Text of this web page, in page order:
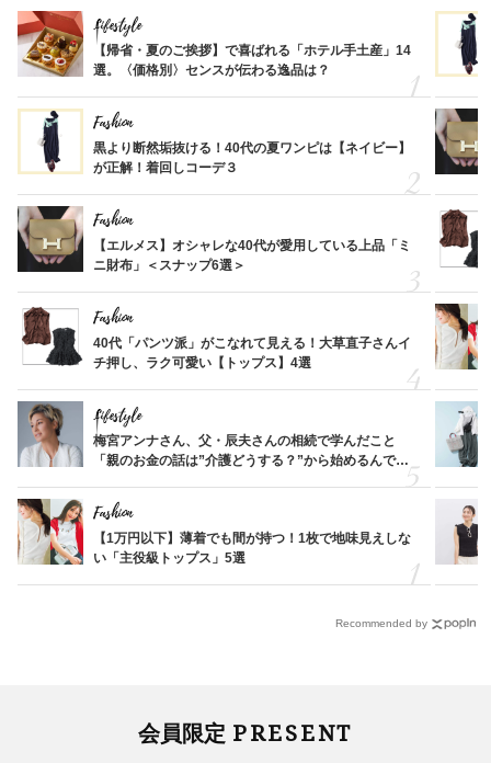
Lifestyle
【帰省・夏のご挨拶】で喜ばれる「ホテル手土産」14
選。〈価格別〉センスが伝わる逸品は？
Fashion
黒より断然垢抜ける！40代の夏ワンピは【ネイビー】
が正解！着回しコーデ３
Fashion
【エルメス】オシャレな40代が愛用している上品「ミ
ニ財布」＜スナップ6選＞
Fashion
40代「パンツ派」がこなれて見える！大草直子さんイ
チ押し、ラク可愛い【トップス】4選
Lifestyle
梅宮アンナさん、父・辰夫さんの相続で学んだこと
「親のお金の話は”介護どうする？”から始めるんで
Fashion
【1万円以下】薄着でも間が持つ！1枚で地味見えしな
い「主役級トップス」5選
Recommended by
会員限定 PRESENT